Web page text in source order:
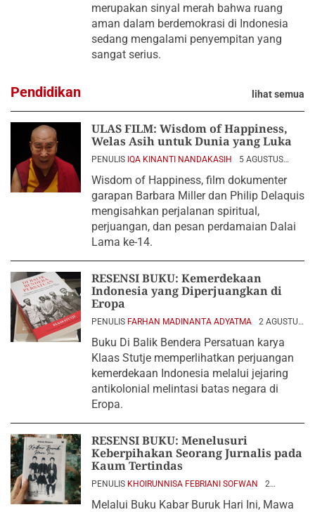
merupakan sinyal merah bahwa ruang
aman dalam berdemokrasi di Indonesia
sedang mengalami penyempitan yang
sangat serius.
Pendidikan lihat semua
ULAS FILM: Wisdom of Happiness,
Welas Asih untuk Dunia yang Luka
PENULIS IQA KINANTI NANDAKASIH
5 AGUSTUS
Wisdom of Happiness, film dokumenter
garapan Barbara Miller dan Philip Delaquis
mengisahkan perjalanan spiritual,
perjuangan, dan pesan perdamaian Dalai
Lama ke-14.
RESENSI BUKU: Kemerdekaan
Indonesia yang Diperjuangkan di
Eropa
PENULIS FARHAN MADINANTA ADYATMA
2 AGUSTUS
Buku Di Balik Bendera Persatuan karya
Klaas Stutje memperlihatkan perjuangan
kemerdekaan Indonesia melalui jejaring
antikolonial melintasi batas negara di
Eropa.
RESENSI BUKU: Menelusuri
Keberpihakan Seorang Jurnalis pada
Kaum Tertindas
PENULIS KHOIRUNNISA FEBRIANI SOFWAN
2
Melalui Buku Kabar Buruk Hari Ini, Mawa